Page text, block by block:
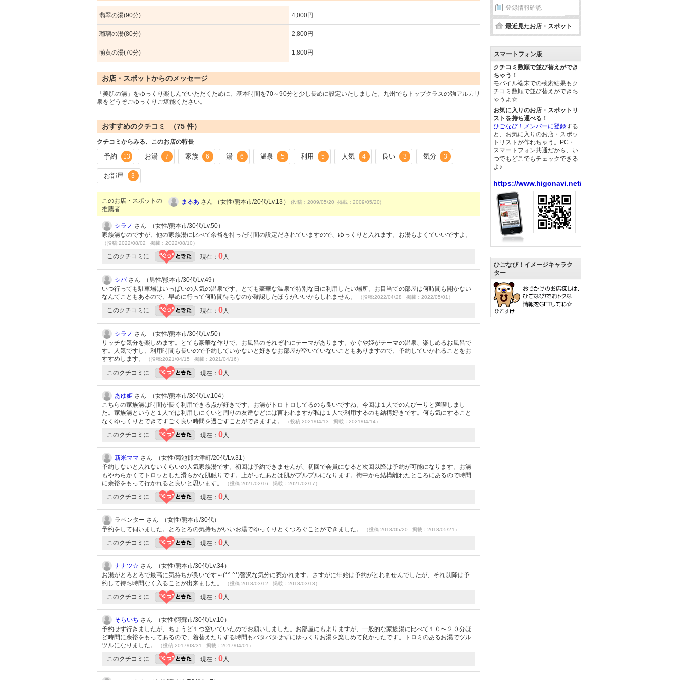
翡翠の湯(90分) 4,000円
瑠璃の湯(80分) 2,800円
萌黄の湯(70分) 1,800円
お店・スポットからのメッセージ
「美肌の湯」をゆっくり楽しんでいただくために、基本時間を70～90分と少し長めに設定いたしました。九州でもトップクラスの強アルカリ
泉をどうぞごゆっくりご堪能ください。
おすすめのクチコミ （75 件）
クチコミからみる、このお店の特長
予約 13 お湯 7 家族 6 湯 6 温泉 5 利用 5 人気 4 良い 3 気分 3
お部屋 3
このお店・スポットの
推薦者
まるあ さん （女性/熊本市/20代/Lv.13） (投稿：2009/05/20 掲載：2009/05/20)
シラノ さん （女性/熊本市/30代/Lv.50）
家族湯なのですが、他の家族湯に比べて余裕を持った時間の設定だされていますので、ゆっくりと入れます。お湯もよくていいですよ。
（投稿:2022/08/02 掲載：2022/08/10）
このクチコミに 現在： 0人
シバさん （男性/熊本市/30代/Lv.49）
いつ行っても駐車場はいっぱいの人気の温泉です。とても豪華な温泉で特別な日に利用したい場所。お目当ての部屋は何時間も開かない
なんてこともあるので、早めに行って何時間待ちなのか確認したほうがいいかもしれません。
（投稿:2022/04/28 掲載：2022/05/01）
このクチコミに 現在： 0人
シラノ さん （女性/熊本市/30代/Lv.50）
リッチな気分を楽しめます。とても豪華な作りで、お風呂のそれぞれにテーマがあります。かぐや姫がテーマの温泉、楽しめるお風呂で
す。人気ですし、利用時間も長いので予約していかないと好きなお部屋が空いていないこともありますので、予約していかれることをお
すすめします。
（投稿:2021/04/15 掲載：2021/04/16）
このクチコミに 現在： 0人
あゆ姫 さん （女性/熊本市/30代/Lv.104）
こちらの家族湯は時間が長く利用できる点が好きです。お湯がトロトロしてるのも良いですね。今回は１人でのんびーりと満喫しまし
た。家族湯というと１人では利用しにくいと周りの友達などには言われますが私は１人で利用するのも結構好きです。何も気にすること
なくゆっくりとできてすごく良い時間を過ごすことができますよ。
（投稿:2021/04/13 掲載：2021/04/14）
このクチコミに 現在： 0人
新米ママ さん （女性/菊池郡大津町/20代/Lv.31）
予約しないと入れないくらいの人気家族湯です。初回は予約できませんが、初回で会員になると次回以降は予約が可能になります。お湯
もやわらかくてトロッとした滑らかな肌触りです。上がったあとは肌がプルプルになります。街中から結構離れたところにあるので時間
に余裕をもって行かれると良いと思います。
（投稿:2021/02/16 掲載：2021/02/17）
このクチコミに 現在： 0人
ラベンター さん （女性/熊本市/30代）
予約をして伺いました。とろとろの気持ちがいいお湯でゆっくりとくつろぐことができました。
（投稿:2018/05/20 掲載：2018/05/21）
このクチコミに 現在： 0人
ナナツ☆ さん （女性/熊本市/30代/Lv.34）
お湯がとろとろで最高に気持ちが良いです～(*^ ^*)贅沢な気分に惹かれます。さすがに年始は予約がとれませんでしたが、それ以降は予
約して待ち時間なく入ることが出来ました。
（投稿:2018/03/12 掲載：2018/03/13）
このクチコミに 現在： 0人
そらいち さん （女性/阿蘇市/30代/Lv.10）
予約せず行きましたが、ちょうど１つ空いていたのでお願いしました。お部屋にもよりますが、一般的な家族湯に比べて１０〜２０分ほ
ど時間に余裕をもってあるので、着替えたりする時間もバタバタせずにゆっくりお湯を楽しめて良かったです。トロミのあるお湯でツル
ツルになりました。
（投稿:2017/03/31 掲載：2017/04/01）
このクチコミに 現在： 0人
登録情報確認
最近見たお店・スポット
スマートフォン版
クチコミ数順で並び替えができ
ちゃう！
モバイル端末での検索結果もク
チコミ数順で並び替えができち
ゃうよ☆
お気に入りのお店・スポットリ
ストを持ち運べる！
ひごなび！メンバーに登録する
と、お気に入りのお店・スポッ
トリストが作れちゃう。PC・
スマートフォン共通だから、い
つでもどこでもチェックできる
よ♪
https://www.higonavi.net/
ひごなび！イメージキャラク
ター